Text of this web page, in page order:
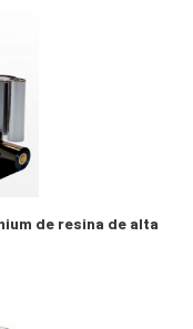
de resina de alta